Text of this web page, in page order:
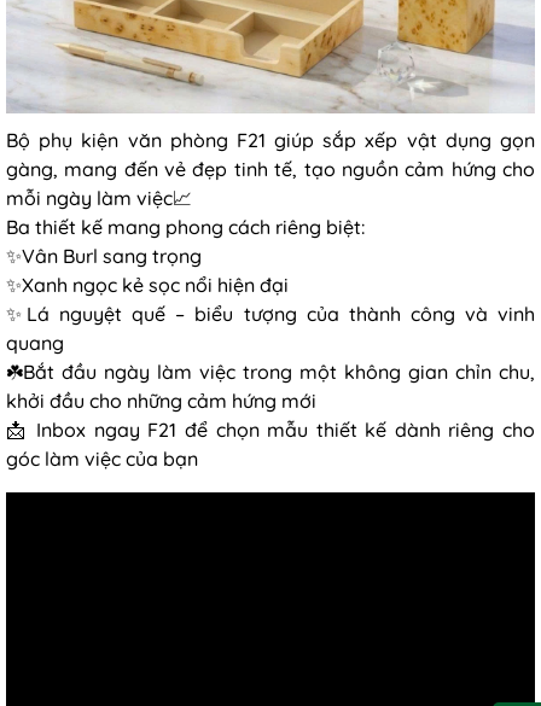
Bộ phụ kiện văn phòng F21 giúp sắp xếp vật dụng gọn
gàng, mang đến vẻ đẹp tinh tế, tạo nguồn cảm hứng cho
mỗi ngày làm việc📈
Ba thiết kế mang phong cách riêng biệt:
✨Vân Burl sang trọng
✨Xanh ngọc kẻ sọc nổi hiện đại
✨Lá nguyệt quế – biểu tượng của thành công và vinh
quang
☘️Bắt đầu ngày làm việc trong một không gian chỉn chu,
khởi đầu cho những cảm hứng mới
📩 Inbox ngay F21 để chọn mẫu thiết kế dành riêng cho
góc làm việc của bạn